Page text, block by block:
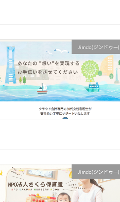
Jimdo(ジンドゥー)
Jimdo(ジンドゥー)